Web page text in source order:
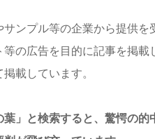
ンプル等の企業から提供を
の広告を目的に記事を掲載
載しています。
」と検索すると、驚愕の的